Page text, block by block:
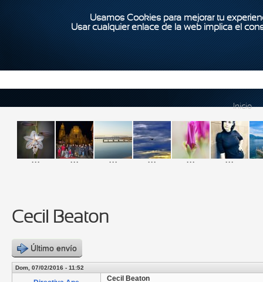
Usamos Cookies para mejorar tu
Usar cualquier enlace de la web implica el
Inicio
... ... ... ... ... ...
Cecil Beaton
Último envío
Dom, 07/02/2016 - 11:52
Cecil Beaton